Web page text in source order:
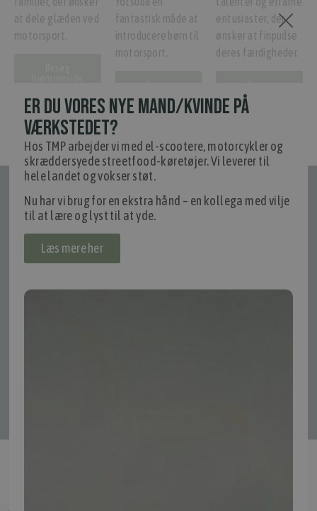
at dele glæden ved
motorsport.
fantastisk måde at
introducere børn til
motorsport.
entusiaster, der
ønsker at finpudse
deres færdigheder.
hjemmeside
Tilmeld nyhedsmail
Vær blandt de første til at modtage info om nye produkter, tilbud,
ER DU VORES NYE MAND/KVINDE PÅ
VÆRKSTEDET?
Hos TMP arbejder vi med el-scootere, motorcykler og
skræddersyede streetfood-køretøjer. Vi leverer til
hele landet og vokser støt.
Nu har vi brug for en ekstra hånd – en kollega med vilje
til at lære og lyst til at yde.
Læs mere her